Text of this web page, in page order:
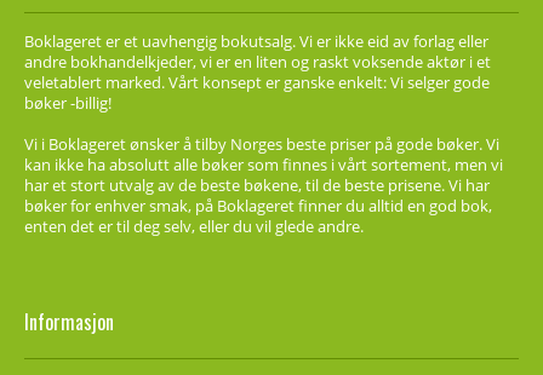
Boklageret er et uavhengig bokutsalg. Vi er ikke eid av forlag eller
andre bokhandelkjeder, vi er en liten og raskt voksende aktør i et
veletablert marked. Vårt konsept er ganske enkelt: Vi selger gode
bøker -billig!
Vi i Boklageret ønsker å tilby Norges beste priser på gode bøker. Vi
kan ikke ha absolutt alle bøker som finnes i vårt sortement, men vi
har et stort utvalg av de beste bøkene, til de beste prisene. Vi har
bøker for enhver smak, på Boklageret finner du alltid en god bok,
enten det er til deg selv, eller du vil glede andre.
Informasjon